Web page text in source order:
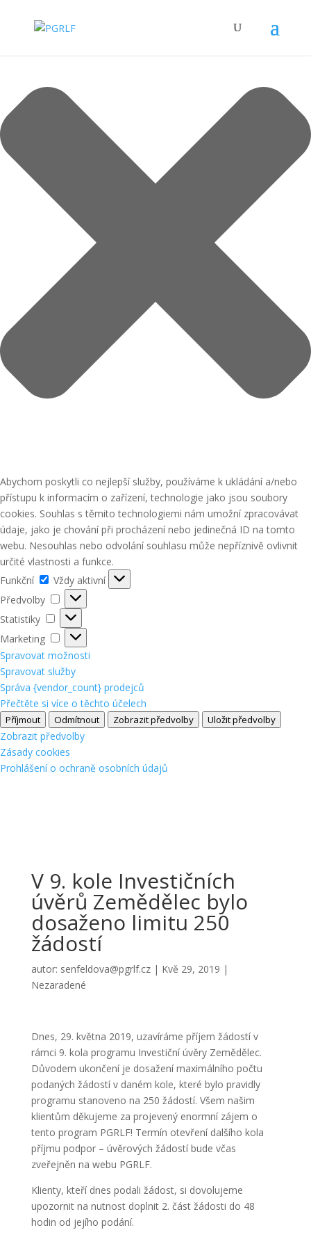
Abychom poskytli co nejlepší služby, používáme k ukládání a/nebo
přístupu k informacím o zařízení, technologie jako jsou soubory
cookies. Souhlas s těmito technologiemi nám umožní zpracovávat
údaje, jako je chování při procházení nebo jedinečná ID na tomto
webu. Nesouhlas nebo odvolání souhlasu může nepříznivě ovlivnit
určité vlastnosti a funkce.
Funkční
Funkční
Vždy aktivní
Předvolby
Předvolby
Statistiky
Statistiky
Marketing
Marketing
Spravovat možnosti
Spravovat služby
Správa {vendor_count} prodejců
Přečtěte si více o těchto účelech
Příjmout Odmítnout Zobrazit předvolby Uložit předvolby
Zobrazit předvolby
Zásady cookies
Prohlášení o ochraně osobních údajů
V 9. kole Investičních
úvěrů Zemědělec bylo
dosaženo limitu 250
žádostí
autor: senfeldova@pgrlf.cz| Kvě 29, 2019 |
Nezaradené
Dnes, 29. května 2019, uzavíráme příjem žádostí v
rámci 9. kola programu Investiční úvěry Zemědělec.
Důvodem ukončení je dosažení maximálního počtu
podaných žádostí v daném kole, které bylo pravidly
programu stanoveno na 250 žádostí. Všem našim
klientům děkujeme za projevený enormní zájem o
tento program PGRLF! Termín otevření dalšího kola
příjmu podpor – úvěrových žádostí bude včas
zveřejněn na webu PGRLF.
Klienty, kteří dnes podali žádost, si dovolujeme
upozornit na nutnost doplnit 2. část žádosti do 48
hodin od jejího podání.